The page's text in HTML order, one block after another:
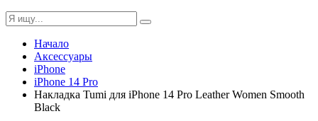
Начало
Аксессуары
iPhone
iPhone 14 Pro
Накладка Tumi для iPhone 14 Pro Leather Women Smooth
Black